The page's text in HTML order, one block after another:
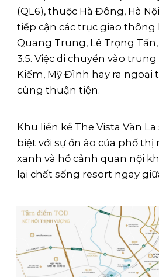
(QL6), thuộc Hà Đông, Hà
tiếp cận các trục giao thông
Quang Trung, Lê Trọng
3.5. Việc di chuyển vào
Kiếm, Mỹ Đình hay ra ngoại
cùng thuận tiện.
Khu liền kề The Vista Văn
biệt với sự ồn ào của phố thị
xanh và hồ cảnh quan nội
lại chất sống resort ngay